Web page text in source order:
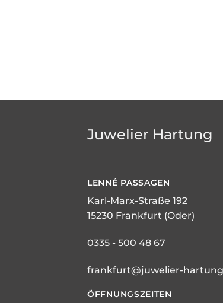
Juwelier Hartung
LENNÉ PASSAGEN
Karl-Marx-Straße 192
15230 Frankfurt (Oder)
0335 - 500 48 67
frankfurt@juwelier-
ÖFFNUNGSZEITEN